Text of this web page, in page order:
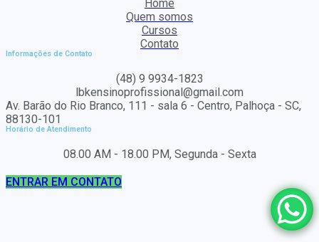
Home
Quem somos
Cursos
Contato
Informações de Contato
(48) 9 9934-1823
lbkensinoprofissional@gmail.com
Av. Barão do Rio Branco, 111 - sala 6 - Centro, Palhoça - SC,
88130-101
Horário de Atendimento
08.00 AM - 18.00 PM, Segunda - Sexta
ENTRAR EM CONTATO